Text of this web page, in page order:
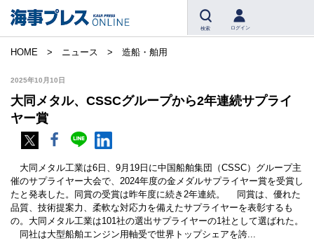
検索 ログイン
HOME ニュース 造船・舶用
2025年10月10日
大同メタル、CSSCグループから2年連続サプライ
ヤー賞
大同メタル工業は6日、9月19日に中国船舶集団（CSSC）グループ主
催のサプライヤー大会で、2024年度の金メダルサプライヤー賞を受賞し
たと発表した。同賞の受賞は昨年度に続き2年連続。 同賞は、優れた
品質、技術提案力、柔軟な対応力を備えたサプライヤーを表彰するも
の。大同メタル工業は101社の選出サプライヤーの1社として選ばれた。
同社は大型船舶エンジン用軸受で世界トップシェアを誇...